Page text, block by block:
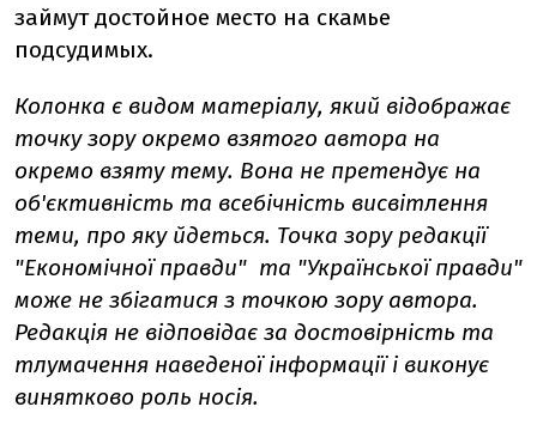
займут достойное место на скамье
подсудимых.
Колонка є видом матеріалу, який відображає
точку зору окремо взятого автора на
окремо взяту тему. Вона не претендує на
об'єктивність та всебічність висвітлення
теми, про яку йдеться. Точка зору редакції
"Економічної правди" та "Української правди"
може не збігатися з точкою зору автора.
Редакція не відповідає за достовірність та
тлумачення наведеної інформації і виконує
винятково роль носія.